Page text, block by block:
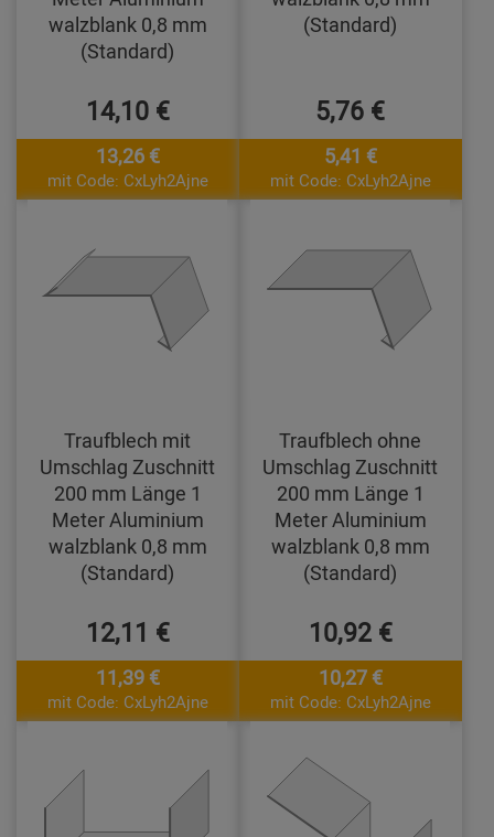
walzblank 0,8 mm
(Standard)
14,10 €
13,26 €
mit Code: CxLyh2Ajne
(Standard)
5,76 €
5,41 €
mit Code: CxLyh2Ajne
Traufblech mit
Umschlag Zuschnitt
200 mm Länge 1
Meter Aluminium
walzblank 0,8 mm
(Standard)
12,11 €
11,39 €
mit Code: CxLyh2Ajne
Traufblech ohne
Umschlag Zuschnitt
200 mm Länge 1
Meter Aluminium
walzblank 0,8 mm
(Standard)
10,92 €
10,27 €
mit Code: CxLyh2Ajne